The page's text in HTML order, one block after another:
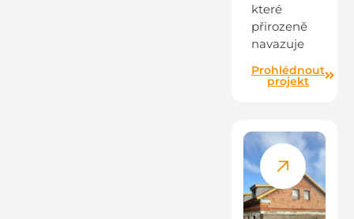
které
přirozeně
navazuje
Prohlédnout
projekt